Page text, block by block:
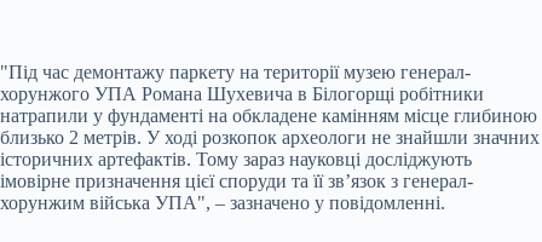
"Під час демонтажу паркету на території музею генерал-
хорунжого УПА Романа Шухевича в Білогорщі робітники
натрапили у фундаменті на обкладене камінням місце глибиною
близько 2 метрів. У ході розкопок археологи не знайшли значних
історичних артефактів. Тому зараз науковці досліджують
імовірне призначення цієї споруди та її зв’язок з генерал-
хорунжим війська УПА", – зазначено у повідомленні.